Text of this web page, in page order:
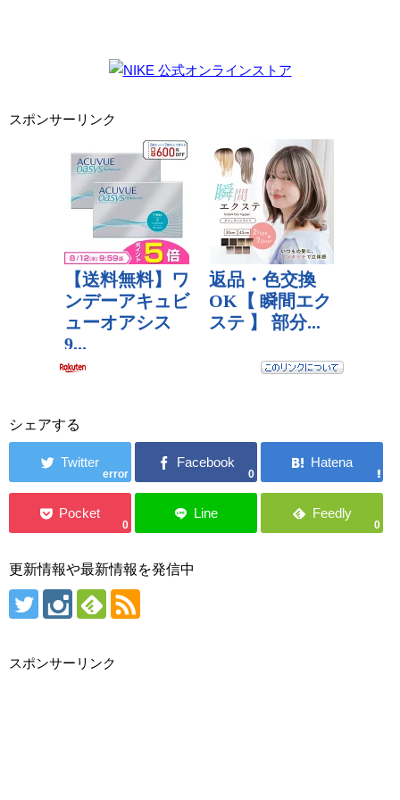
スポンサーリンク
シェアする
error 0
0 0
更新情報や最新情報を発信中
スポンサーリンク